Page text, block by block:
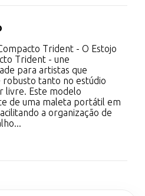
Trident - O Estojo
Trident - une
para artistas que
tanto no estúdio
livre. Este modelo
de uma maleta portátil em
a organização de